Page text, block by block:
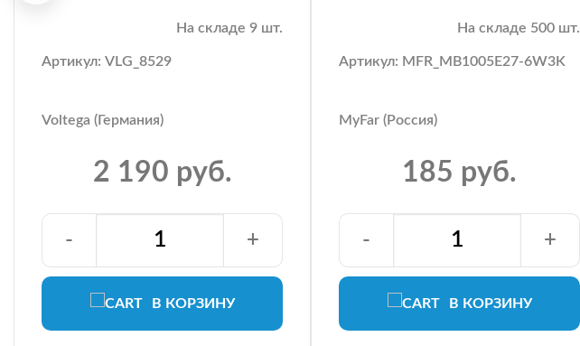
На складе 9 шт.
Артикул: VLG_8529
Voltega (Германия)
2 190 руб.
В КОРЗИНУ
- +
На складе 500 шт.
Артикул: MFR_MB1005E27-6W3K
MyFar (Россия)
185 руб.
В КОРЗИНУ
- +